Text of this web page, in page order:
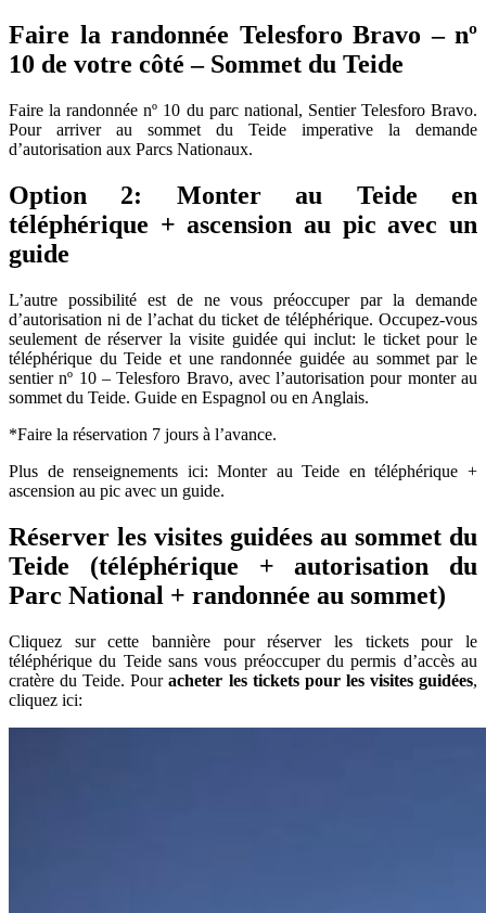
Faire la randonnée Telesforo Bravo – nº
10 de votre côté – Sommet du Teide
Faire la randonnée nº 10 du parc national, Sentier Telesforo Bravo.
Pour arriver au sommet du Teide imperative la demande
d’autorisation aux Parcs Nationaux.
Option 2: Monter au Teide en
téléphérique + ascension au pic avec un
guide
L’autre possibilité est de ne vous préoccuper par la demande
d’autorisation ni de l’achat du ticket de téléphérique. Occupez-vous
seulement de réserver la visite guidée qui inclut: le ticket pour le
téléphérique du Teide et une randonnée guidée au sommet par le
sentier nº 10 – Telesforo Bravo, avec l’autorisation pour monter au
sommet du Teide. Guide en Espagnol ou en Anglais.
*Faire la réservation 7 jours à l’avance.
Plus de renseignements ici: Monter au Teide en téléphérique +
ascension au pic avec un guide.
Réserver les visites guidées au sommet du
Teide (téléphérique + autorisation du
Parc National + randonnée au sommet)
Cliquez sur cette bannière pour réserver les tickets pour le
téléphérique du Teide sans vous préoccuper du permis d’accès au
cratère du Teide. Pouracheter les tickets pour les visites guidées,
cliquez ici: